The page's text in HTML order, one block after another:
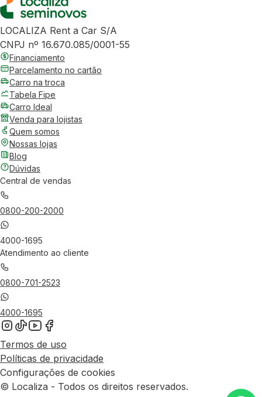
LOCALIZA Rent a Car S/A
CNPJ nº 16.670.085/0001-55
Financiamento
Parcelamento no cartão
Carro na troca
Tabela Fipe
Carro Ideal
Venda para lojistas
Quem somos
Nossas lojas
Blog
Dúvidas
Central de vendas
0800-200-2000
4000-1695
Atendimento ao cliente
0800-701-2523
4000-1695
Termos de uso
Políticas de privacidade
Configurações de cookies
© Localiza - Todos os direitos reservados.